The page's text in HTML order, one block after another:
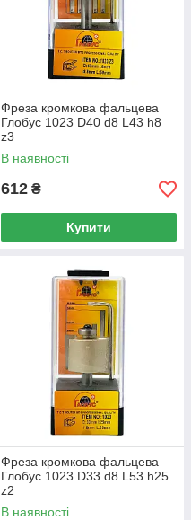
Фреза кромкова фальцева
Глобус 1023 D40 d8 L43 h8
z3
В наявності
612 ₴
Купити
Фреза кромкова фальцева
Глобус 1023 D33 d8 L53 h25
z2
В наявності